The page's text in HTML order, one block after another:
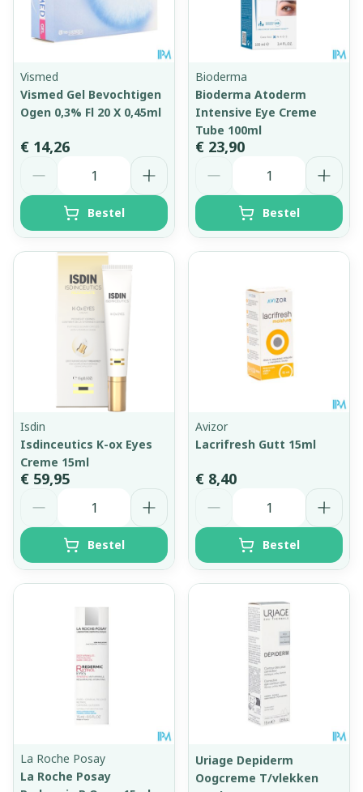
Vismed
Vismed Gel Bevochtigen
Ogen 0,3% Fl 20 X 0,45ml
€ 14,26
Bestel
Bioderma
Bioderma Atoderm
Intensive Eye Creme
Tube 100ml
€ 23,90
Bestel
Isdin
Isdinceutics K-ox Eyes
Creme 15ml
€ 59,95
Bestel
Avizor
Lacrifresh Gutt 15ml
€ 8,40
Bestel
La Roche Posay
La Roche Posay
Uriage Depiderm
Oogcreme T/vlekken